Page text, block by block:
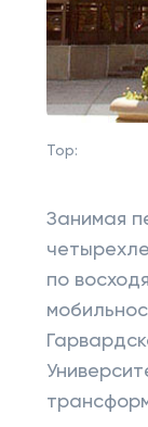
Top:
Занимая
по